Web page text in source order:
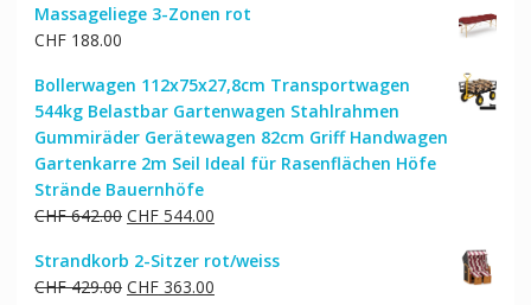
Massageliege 3-Zonen rot
CHF188.00
Bollerwagen 112x75x27,8cm Transportwagen
544kg Belastbar Gartenwagen Stahlrahmen
Gummiräder Gerätewagen 82cm Griff Handwagen
Gartenkarre 2m Seil Ideal für Rasenflächen Höfe
Strände Bauernhöfe
CHF642.00 Ursprünglicher
war:
CHF 642.00
CHF544.00Aktueller
ist:
CHF 544.00.
Strandkorb 2-Sitzer rot/weiss
CHF429.00 Ursprünglicher
CHF363.00Aktueller